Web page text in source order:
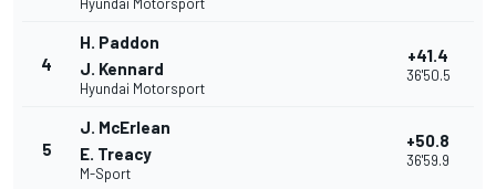
4
H. Paddon
J. Kennard
Hyundai Motorsport
+41.4
36'50.5
5
J. McErlean
E. Treacy
M-Sport
+50.8
36'59.9